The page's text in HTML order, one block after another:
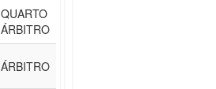
QUARTO
ÁRBITRO
ÁRBITRO